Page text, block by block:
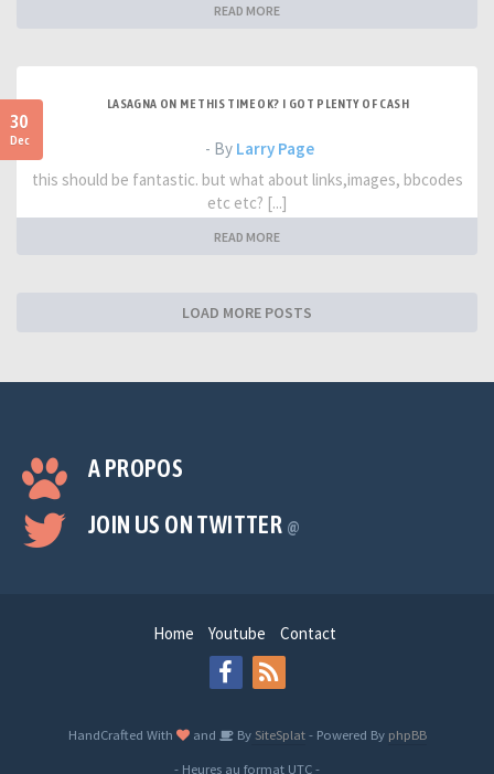
READ MORE
30
Dec
LASAGNA ON ME THIS TIME OK? I GOT PLENTY OF CASH
- By Larry Page
this should be fantastic. but what about links,images, bbcodes
etc etc? [...]
READ MORE
LOAD MORE POSTS
A PROPOS
JOIN US ON TWITTER @
Home Youtube Contact
HandCrafted With and BySiteSplat- Powered By phpBB
- Heures au format UTC-